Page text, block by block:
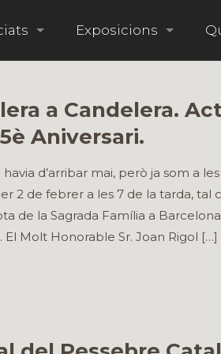
Exposicions
a Candelera.
Aniversari.
d’arribar mai, però ja som a
2 de febrer a les 7 de la tarda, tal
de la Sagrada Família a
El Molt Honorable Sr. Joan Rigol […]